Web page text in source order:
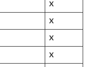
X
X
X
X